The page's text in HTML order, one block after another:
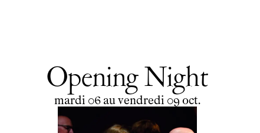
Opening Night
du
mardi
mardi 06 auau
vendredi
vendredi 09 octobre
oct.